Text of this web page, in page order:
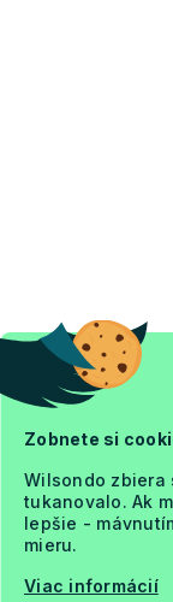
Zobnete si
Wilsondo zbiera
tukanovalo. Ak
lepšie -
mieru.
Viac informácií